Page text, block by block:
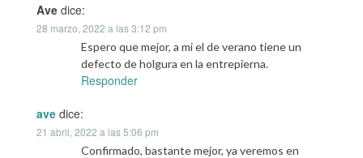
Ave dice:
28 marzo, 2022 a las 3:12 pm
Espero que mejor, a mi el de verano tiene un
defecto de holgura en la entrepierna.
Responder
ave dice:
21 abril, 2022 a las 5:06 pm
Confirmado, bastante mejor, ya veremos en